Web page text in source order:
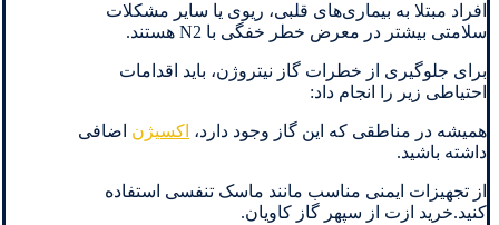
افراد مبتلا به بیماری‌های قلبی، ریوی یا سایر مشکلات
سلامتی بیشتر در معرض خطر خفگی با N2 هستند.
برای جلوگیری از خطرات گاز نیتروژن، باید اقدامات
احتیاطی زیر را انجام داد:
همیشه در مناطقی که این گاز وجود دارد، اکسیژن اضافی
داشته باشید.
از تجهیزات ایمنی مناسب مانند ماسک تنفسی استفاده
کنید.خرید ازت از سپهر گاز کاویان.